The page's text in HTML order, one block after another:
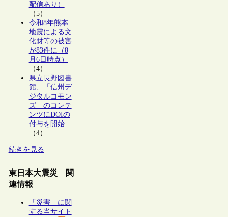
配信あり）
（5）
令和8年熊本
地震による文
化財等の被害
が83件に（8
月6日時点）
（4）
県立長野図書
館、「信州デ
ジタルコモン
ズ」のコンテ
ンツにDOIの
付与を開始
（4）
続きを見る
東日本大震災 関
連情報
「災害」に関
する当サイト